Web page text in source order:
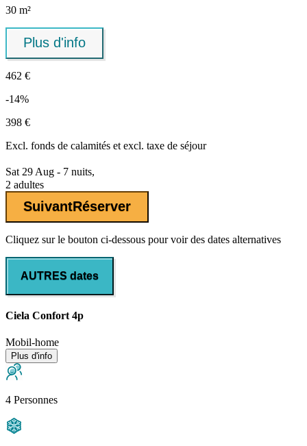
30 m²
Plus d'info
462 €
-14%
398 €
Excl. fonds de calamités et excl. taxe de séjour
Sat 29 Aug - 7 nuits,
2 adultes
SuivantRéserver
Cliquez sur le bouton ci-dessous pour voir des dates alternatives
AUTRES dates
Ciela Confort 4p
Mobil-home
Plus d'info
4 Personnes